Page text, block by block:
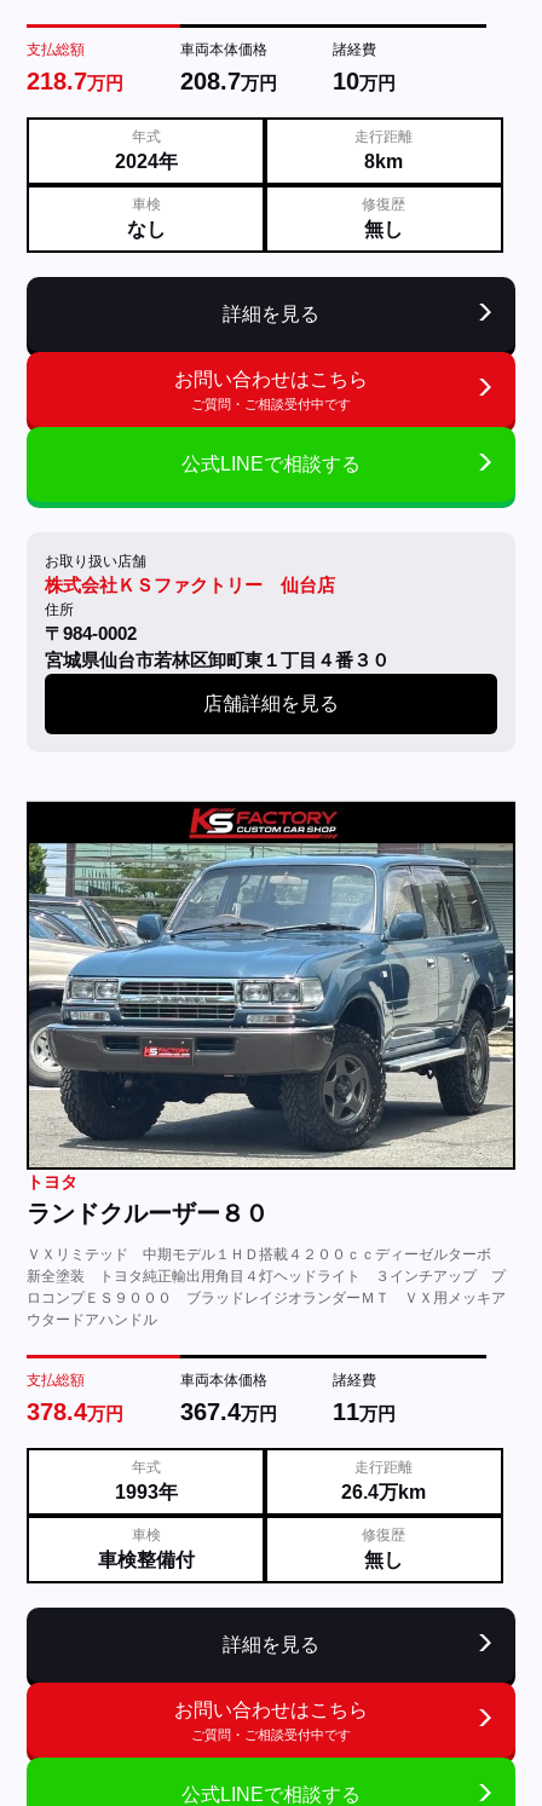
支払総額
218.7万円
車両本体価格
208.7万円
諸経費
10万円
年式
2024年
走行距離
8km
車検
なし
修復歴
無し
詳細を見る
お問い合わせはこちら
ご質問・ご相談受付中です
公式LINEで相談する
お取り扱い店舗
株式会社ＫＳファクトリー 仙台店
住所
〒984-0002
宮城県仙台市若林区卸町東１丁目４番３０
店舗詳細を見る
トヨタ
ランドクルーザー８０
ＶＸリミテッド 中期モデル１ＨＤ搭載４２００ｃｃディーゼルターボ
新全塗装 トヨタ純正輸出用角目４灯ヘッドライト ３インチアップ プ
ロコンプＥＳ９０００ ブラッドレイジオランダーＭＴ ＶＸ用メッキア
ウタードアハンドル
支払総額
378.4万円
車両本体価格
367.4万円
諸経費
11万円
年式
1993年
走行距離
26.4万km
車検
車検整備付
修復歴
無し
詳細を見る
お問い合わせはこちら
ご質問・ご相談受付中です
公式LINEで相談する